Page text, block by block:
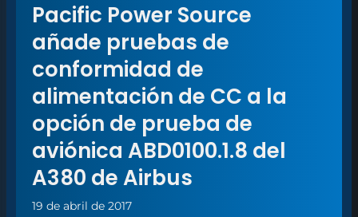
Pacific Power Source
añade pruebas de
conformidad de
alimentación de CC a la
opción de prueba de
aviónica ABD0100.1.8 del
A380 de Airbus
19 de abril de 2017